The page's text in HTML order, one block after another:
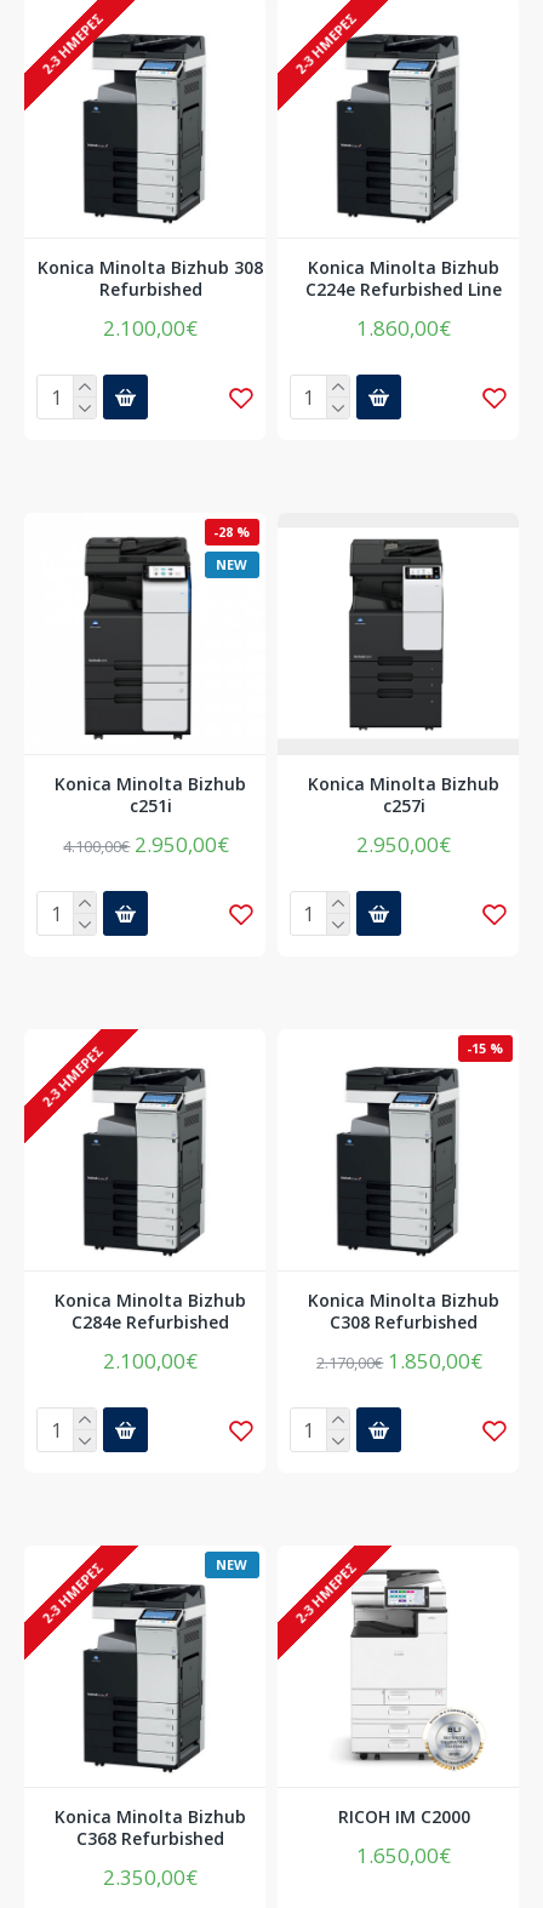
2-3 ΗΜΈΡΕΣ
Konica Minolta Bizhub 308
Refurbished
2.100,00€
2-3 ΗΜΈΡΕΣ
Konica Minolta Bizhub
C224e Refurbished Line
1.860,00€
NEW
-28 %
Konica Minolta Bizhub
c251i
4.100,00€ 2.950,00€
Konica Minolta Bizhub
c257i
2.950,00€
2-3 ΗΜΈΡΕΣ
Konica Minolta Bizhub
C284e Refurbished
2.100,00€
-15 %
Konica Minolta Bizhub
C308 Refurbished
2.170,00€ 1.850,00€
NEW
2-3 ΗΜΈΡΕΣ
Konica Minolta Bizhub
C368 Refurbished
2.350,00€
2-3 ΗΜΈΡΕΣ
RICOH IM C2000
1.650,00€